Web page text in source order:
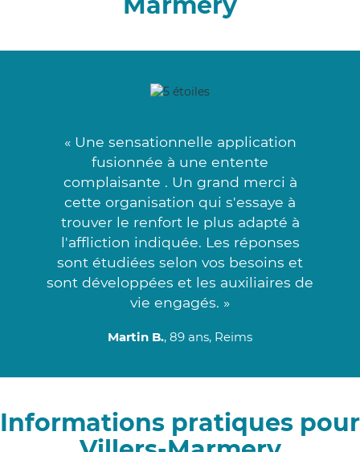
« Une sensationnelle application
fusionnée à une entente
complaisante . Un grand merci à
cette organisation qui s'essaye à
trouver le renfort le plus adapté à
l'affliction indiquée. Les réponses
sont étudiées selon vos besoins et
sont développées et les auxiliaires de
vie engagés. »
Martin B., 89 ans, Reims
Informations pratiques pour